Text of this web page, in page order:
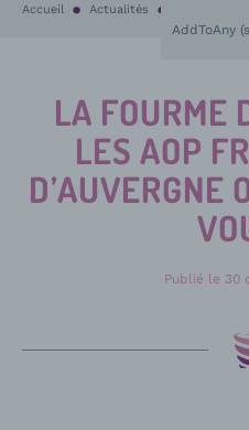
Accueil Actualités
AddToAny
LA FOURME
LES AOP
D’AUVERGNE
Publié le 30